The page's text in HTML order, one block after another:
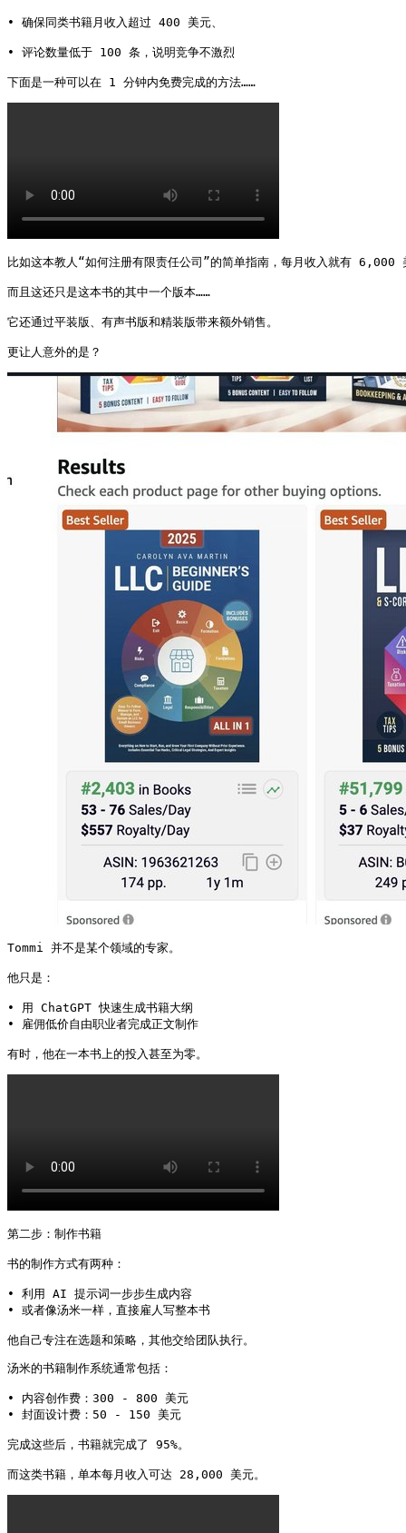
• 确保同类书籍月收入超过 400 美元、
• 评论数量低于 100 条，说明竞争不激烈
下面是一种可以在 1 分钟内免费完成的方法……
比如这本教人“如何注册有限责任公司”的简单指南，每月收入就有 6,000
而且这还只是这本书的其中一个版本……
它还通过平装版、有声书版和精装版带来额外销售。
更让人意外的是？
Tommi 并不是某个领域的专家。
他只是：
• 用 ChatGPT 快速生成书籍大纲
• 雇佣低价自由职业者完成正文制作
有时，他在一本书上的投入甚至为零。
第二步：制作书籍
书的制作方式有两种：
• 利用 AI 提示词一步步生成内容
• 或者像汤米一样，直接雇人写整本书
他自己专注在选题和策略，其他交给团队执行。
汤米的书籍制作系统通常包括：
• 内容创作费：300 - 800 美元
• 封面设计费：50 - 150 美元
完成这些后，书籍就完成了 95%。
而这类书籍，单本每月收入可达 28,000 美元。